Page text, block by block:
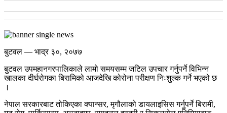
बुटवल — भाद्र ३०, २०७७
बुटवल उपमहानगरपालिकाले लामो समयसम्म जटिल उपचार गर्नुपर्ने विभिन्न
खालका दीर्घरोगका बिरामिको आजदेखि कोरोना परीक्षण निःशुल्क गर्ने भएको छ
।
नेपाल सरकारबाट तोकिएका क्यान्सर, मृगौलाको डायलाइसिस गर्नुपर्ने बिरामी,